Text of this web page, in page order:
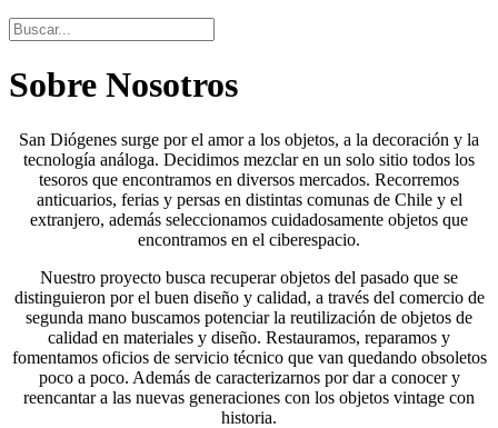
Sobre Nosotros
San Diógenes surge por el amor a los objetos, a la decoración y la
tecnología análoga. Decidimos mezclar en un solo sitio todos los
tesoros que encontramos en diversos mercados. Recorremos
anticuarios, ferias y persas en distintas comunas de Chile y el
extranjero, además seleccionamos cuidadosamente objetos que
encontramos en el ciberespacio.
Nuestro proyecto busca recuperar objetos del pasado que se
distinguieron por el buen diseño y calidad, a través del comercio de
segunda mano buscamos potenciar la reutilización de objetos de
calidad en materiales y diseño. Restauramos, reparamos y
fomentamos oficios de servicio técnico que van quedando obsoletos
poco a poco. Además de caracterizarnos por dar a conocer y
reencantar a las nuevas generaciones con los objetos vintage con
historia.